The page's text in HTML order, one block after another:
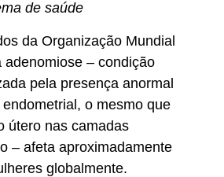
de saúde
da Organização Mundial
– condição
pela presença anormal
o mesmo que
útero nas camadas
– afeta aproximadamente
globalmente.